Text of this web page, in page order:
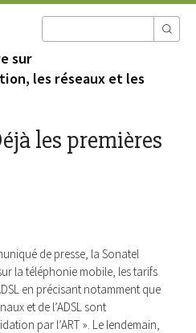
sur
les réseaux et les
les premières
de presse, la Sonatel
la téléphonie mobile, les tarifs
en précisant notamment que
et de l’ADSL sont
par l’ART ». Le lendemain,